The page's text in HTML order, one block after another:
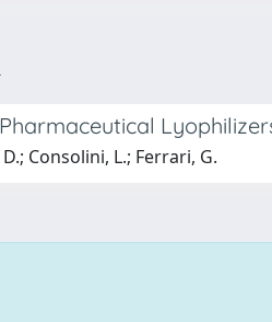
Consolini, L.; Ferrari, G.